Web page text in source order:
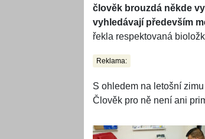
člověk brouzdá někde
vyhledávají především
řekla respektovaná
Reklama:
S ohledem na letošní
Člověk pro ně není ani